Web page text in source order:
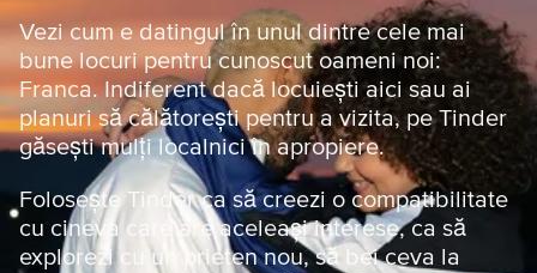
Vezi cum e datingul în unul dintre cele mai
bune locuri pentru cunoscut oameni noi:
Franca. Indiferent dacă locuiești aici sau ai
planuri să călătorești pentru a vizita, pe Tinder
găsești mulți localnici în apropiere.
Folosește Tinder ca să creezi o compatibilitate
cu cineva care are aceleași interese, ca să
explorezi cu un prieten nou, să bei ceva la